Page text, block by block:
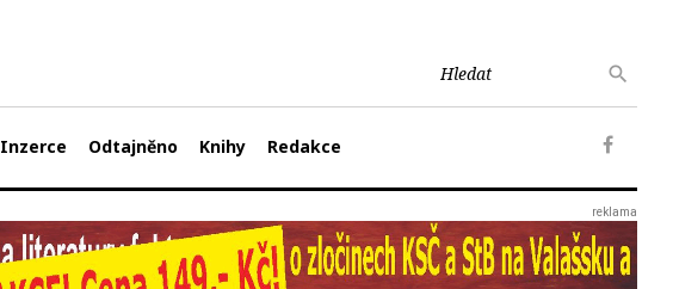
Inzerce Odtajněno Knihy Redakce